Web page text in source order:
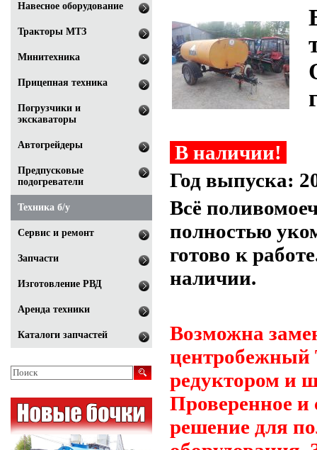
В наличии!
Год выпуска:
Всё
полностью
готово к
наличии.
Возможна
редуктором и
Проверенное и
решение для
Навесное оборудование
Тракторы МТЗ
Минитехника
Прицепная техника
Погрузчики и
экскаваторы
Автогрейдеры
Предпусковые
подогреватели
Техника б/у
Сервис и ремонт
Запчасти
Изготовление РВД
Аренда техники
Каталоги запчастей